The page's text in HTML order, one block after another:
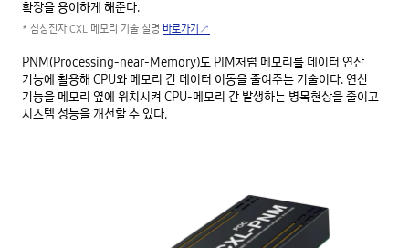
확장을 용이하게 해준다.
* 삼성전자 CXL 메모리 기술 설명 바로가기↗
PNM(Processing-near-Memory)도 PIM처럼 메모리를 데이터 연산
기능에 활용해 CPU와 메모리 간 데이터 이동을 줄여주는 기술이다. 연산
기능을 메모리 옆에 위치시켜 CPU-메모리 간 발생하는 병목현상을 줄이고
시스템 성능을 개선할 수 있다.